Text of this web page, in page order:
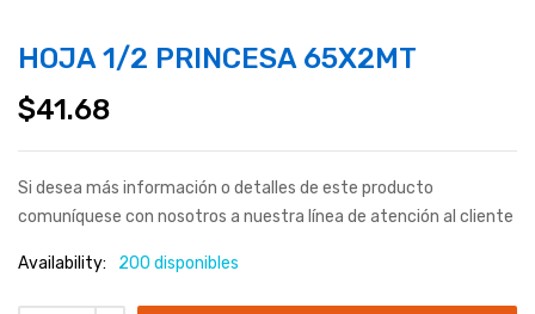
HOJA 1/2 PRINCESA 65X2MT
$41.68
Si desea más información o detalles de este producto
comuníquese con nosotros a nuestra línea de atención al cliente
Availability: 200 disponibles